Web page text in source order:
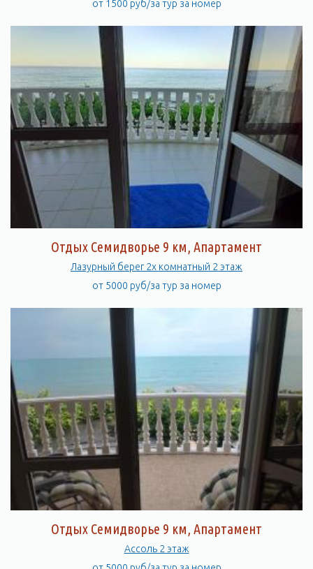
от 1500 руб/за тур за номер
Отдых Семидворье 9 км, Апартамент
Лазурный берег 2х комнатный 2 этаж
от 5000 руб/за тур за номер
Отдых Семидворье 9 км, Апартамент
Ассоль 2 этаж